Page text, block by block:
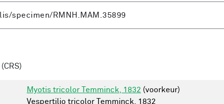
(CRS)
Myotis tricolor Temminck, 1832 (voorkeur)
Vespertilio tricolor Temminck, 1832